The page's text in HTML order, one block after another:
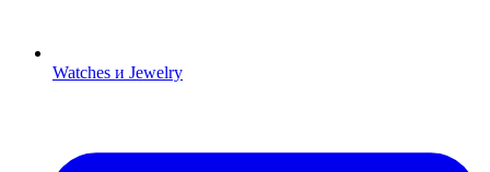
Watches и Jewelry